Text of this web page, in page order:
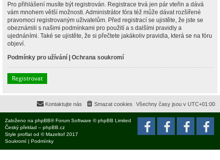
Pro přihlášení musíte být registrován. Registrace trvá jen pár vteřin a dává
vám mnohem větší možnosti. Administrátor fóra též může dávat rozšířené
pravomoci registrovaným uživatelům. Před registrací se ujistěte, že jste se
obeznámili s našimi podmínkami pro použití a s dalšími pravidly a
ujednáními. Také se ujistěte, že si přečtete jakákoliv pravidla, která se na fóru
objeví.
Podmínky pro užívání | Ochrana soukromí
Registrovat
Všechny časy jsou v UTC+01:00
Smazat cookies
Kontaktujte nás
Založeno na phpBB® Forum Software © phpBB Limited
Český překlad – phpBB.cz
Style proflat od ©Mazeltof 2017
Soukromí | Podmínky